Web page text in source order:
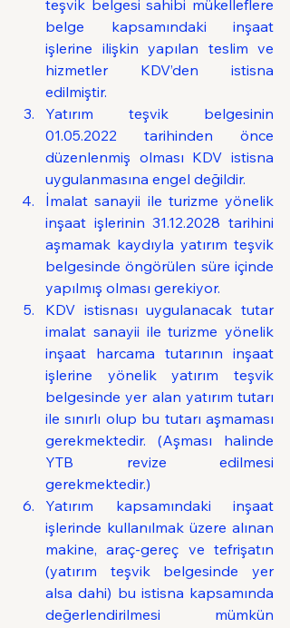
teşvik belgesi sahibi mükelleflere
belge kapsamındaki inşaat
işlerine ilişkin yapılan teslim ve
hizmetler KDV’den istisna
edilmiştir.
Yatırım teşvik belgesinin
01.05.2022 tarihinden önce
düzenlenmiş olması KDV istisna
uygulanmasına engel değildir.
İmalat sanayii ile turizme yönelik
inşaat işlerinin 31.12.2028 tarihini
aşmamak kaydıyla yatırım teşvik
belgesinde öngörülen süre içinde
yapılmış olması gerekiyor.
KDV istisnası uygulanacak tutar
imalat sanayii ile turizme yönelik
inşaat harcama tutarının inşaat
işlerine yönelik yatırım teşvik
belgesinde yer alan yatırım tutarı
ile sınırlı olup bu tutarı aşmaması
gerekmektedir. (Aşması halinde
YTB revize edilmesi
gerekmektedir.)
Yatırım kapsamındaki inşaat
işlerinde kullanılmak üzere alınan
makine, araç-gereç ve tefrişatın
(yatırım teşvik belgesinde yer
alsa dahi) bu istisna kapsamında
değerlendirilmesi mümkün